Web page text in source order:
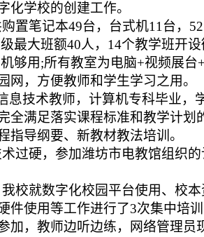
化学校的创建工作。
置笔记本49台，台式机11台，
最大班额40人，14个教学班开
够用;所有教室为电脑+视频展台
网，方便教师和学生学习之用。
息技术教师，计算机专科毕业，
全满足落实课程标准和教学计划
指导纲要、新教材教法培训。
过硬，参加潍坊市电教馆组织
校就数字化校园平台使用、校
件使用等工作进行了3次集中培
加，教师边听边练，网络管理员